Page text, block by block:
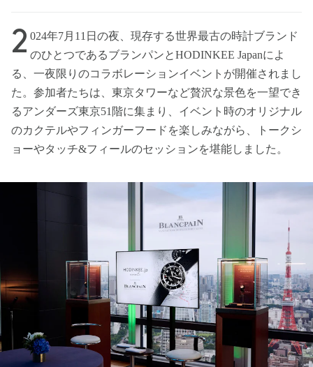
2 024年7月11日の夜、現存する世界最古の時計ブランド
のひとつであるブランパンとHODINKEE Japanによ
る、一夜限りのコラボレーションイベントが開催されまし
た。参加者たちは、東京タワーなど贅沢な景色を一望でき
るアンダーズ東京51階に集まり、イベント時のオリジナル
のカクテルやフィンガーフードを楽しみながら、トークシ
ョーやタッチ&フィールのセッションを堪能しました。